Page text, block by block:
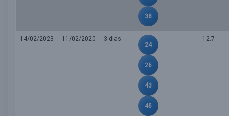
38
14/02/2023 11/02/2020
3 dias
24
26
43
46
12.7